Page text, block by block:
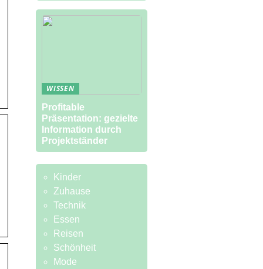
WISSEN
Profitable
Präsentation: gezielte
Information durch
Projektständer
Kinder
Zuhause
Technik
Essen
Reisen
Schönheit
Mode